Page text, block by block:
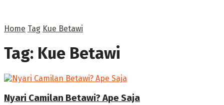
Home Tag Kue Betawi
Tag: Kue Betawi
Nyari Camilan Betawi? Ape Saja